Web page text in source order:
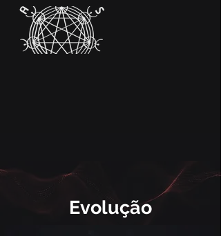
Evolução